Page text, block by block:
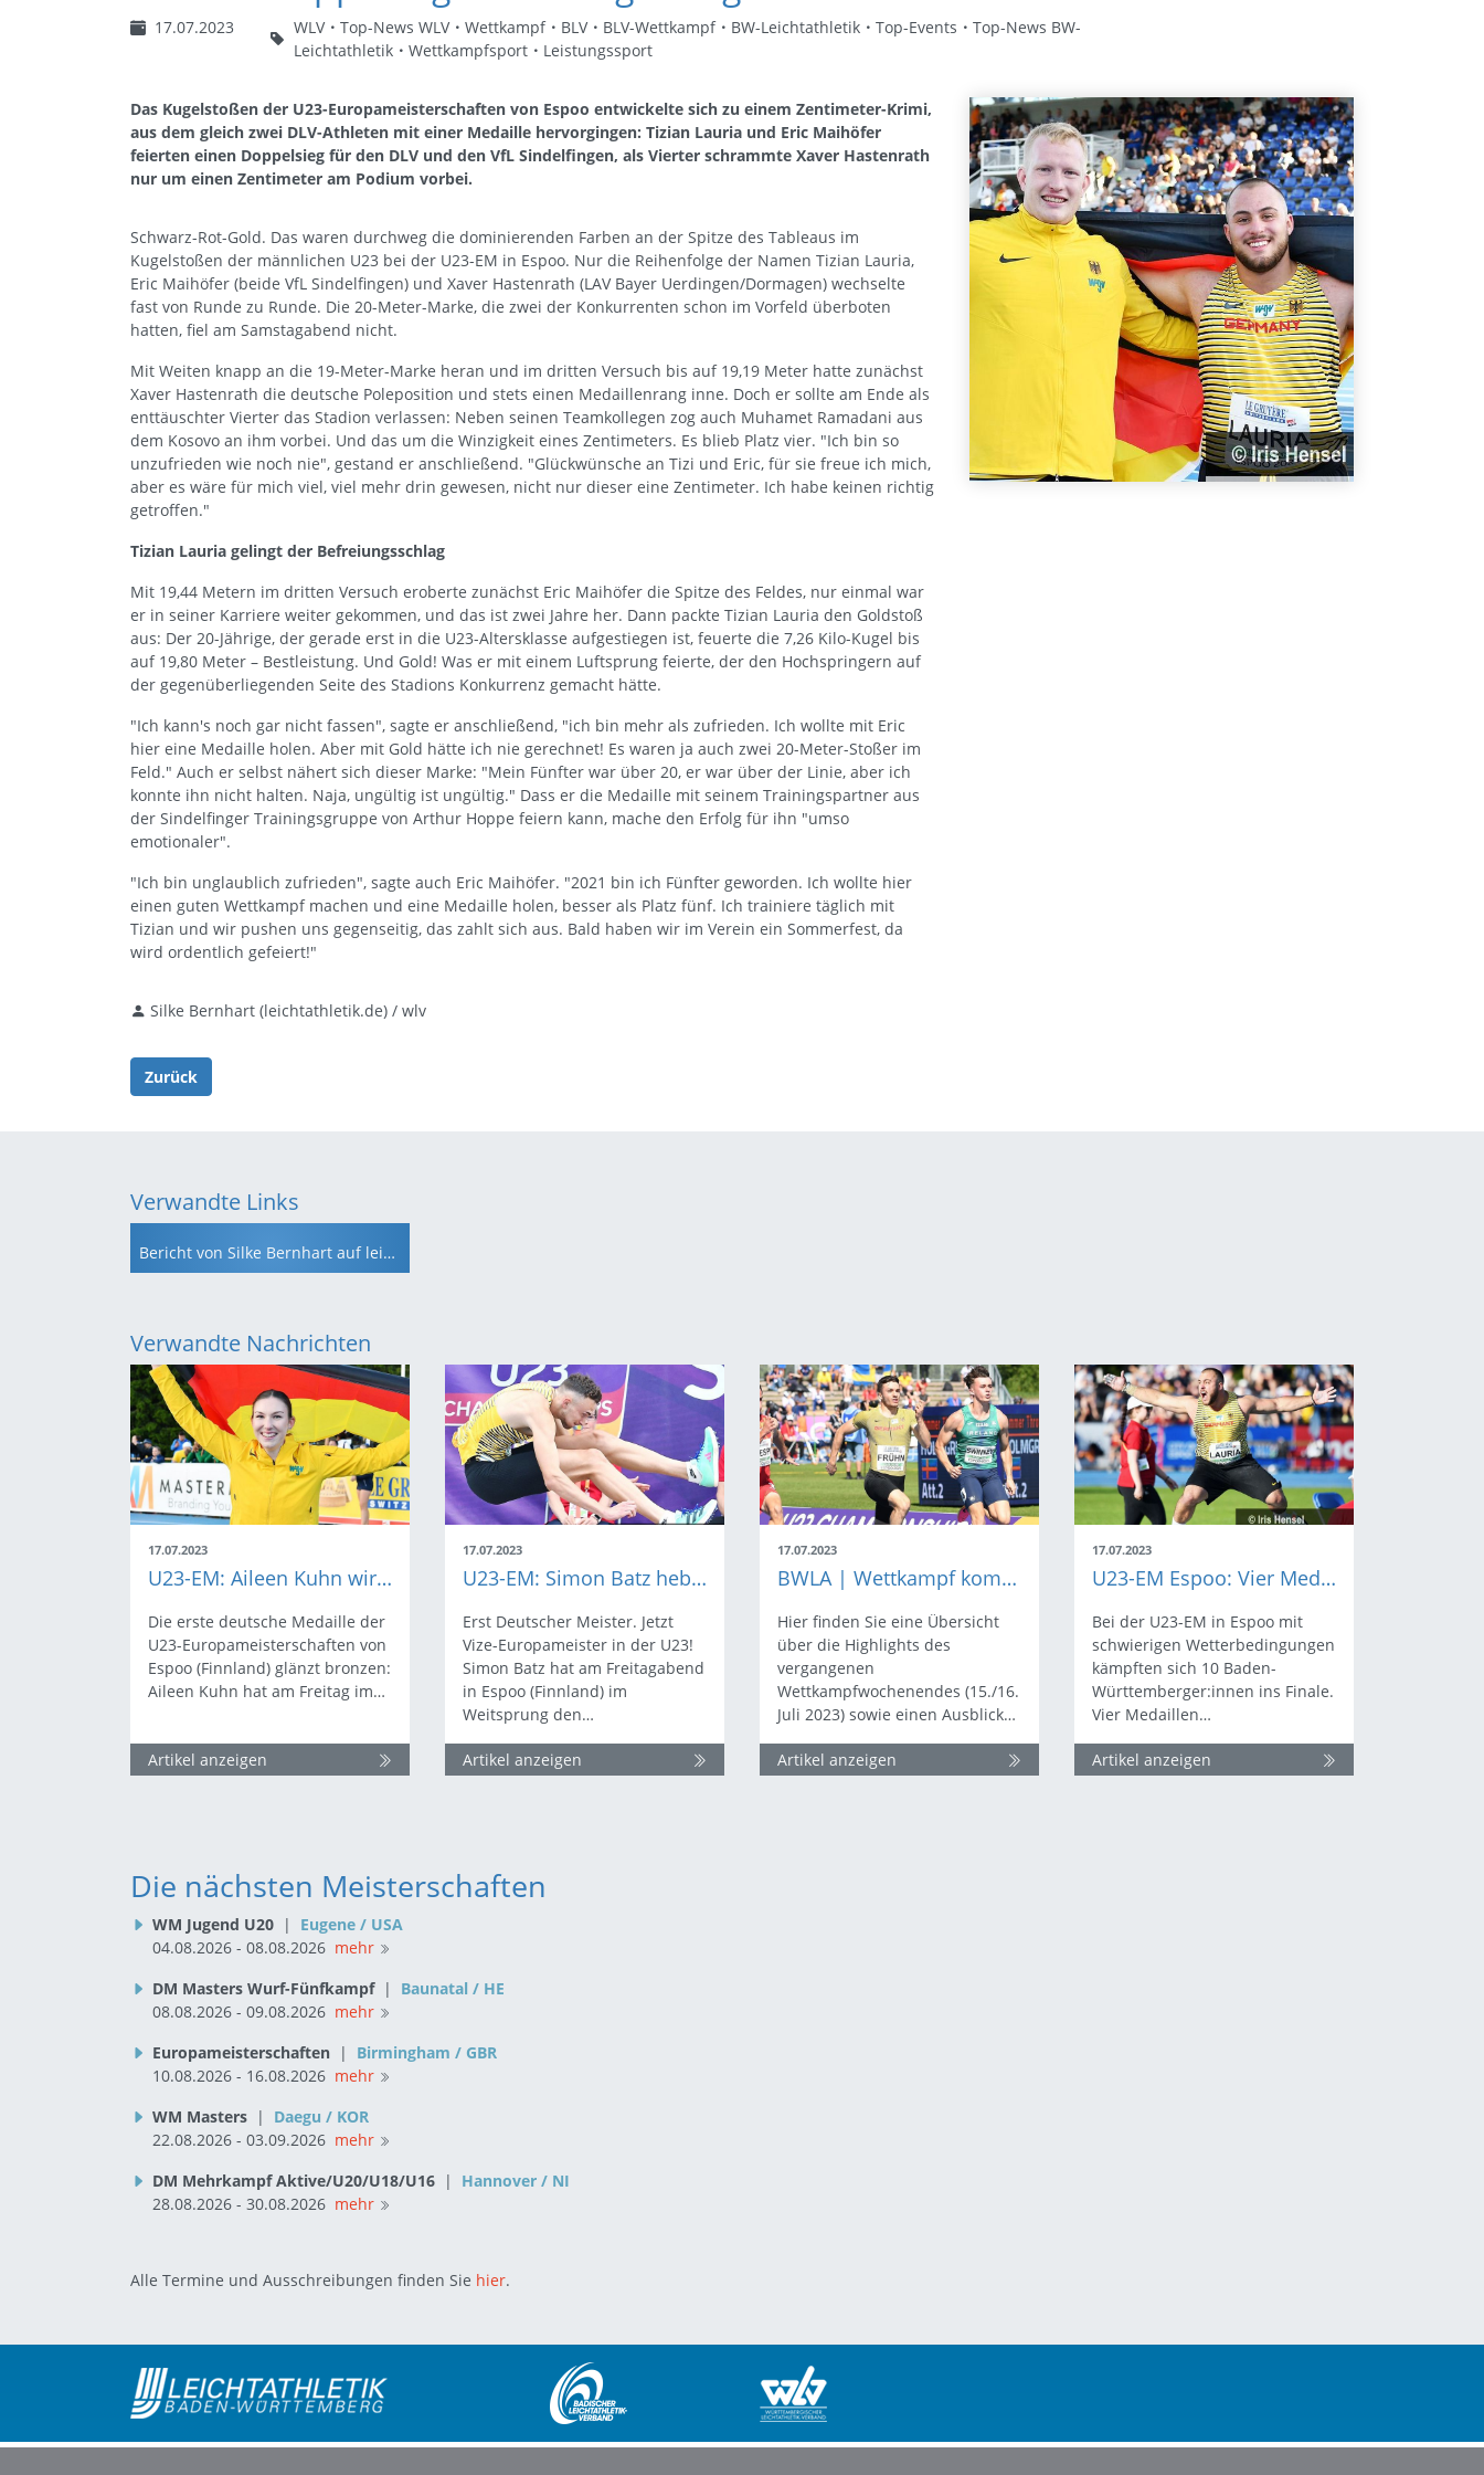
17.07.2023 WLV Top-News WLV Wettkampf BLV BLV-Wettkampf BW-Leichtathletik Top-Events
Top-News BW-
Leichtathletik
Wettkampfsport Leistungssport
Das Kugelstoßen der U23-Europameisterschaften von Espoo entwickelte sich zu einem Zentimeter-Krimi,
aus dem gleich zwei DLV-Athleten mit einer Medaille hervorgingen: Tizian Lauria und Eric Maihöfer
feierten einen Doppelsieg für den DLV und den VfL Sindelfingen, als Vierter schrammte Xaver Hastenrath
nur um einen Zentimeter am Podium vorbei.
Schwarz-Rot-Gold. Das waren durchweg die dominierenden Farben an der Spitze des Tableaus im
Kugelstoßen der männlichen U23 bei der U23-EM in Espoo. Nur die Reihenfolge der Namen Tizian Lauria,
Eric Maihöfer (beide VfL Sindelfingen) und Xaver Hastenrath (LAV Bayer Uerdingen/Dormagen) wechselte
fast von Runde zu Runde. Die 20-Meter-Marke, die zwei der Konkurrenten schon im Vorfeld überboten
hatten, fiel am Samstagabend nicht.
Mit Weiten knapp an die 19-Meter-Marke heran und im dritten Versuch bis auf 19,19 Meter hatte zunächst
Xaver Hastenrath die deutsche Poleposition und stets einen Medaillenrang inne. Doch er sollte am Ende als
enttäuschter Vierter das Stadion verlassen: Neben seinen Teamkollegen zog auch Muhamet Ramadani aus
dem Kosovo an ihm vorbei. Und das um die Winzigkeit eines Zentimeters. Es blieb Platz vier. "Ich bin so
unzufrieden wie noch nie", gestand er anschließend. "Glückwünsche an Tizi und Eric, für sie freue ich mich,
aber es wäre für mich viel, viel mehr drin gewesen, nicht nur dieser eine Zentimeter. Ich habe keinen richtig
getroffen."
Tizian Lauria gelingt der Befreiungsschlag
Mit 19,44 Metern im dritten Versuch eroberte zunächst Eric Maihöfer die Spitze des Feldes, nur einmal war
er in seiner Karriere weiter gekommen, und das ist zwei Jahre her. Dann packte Tizian Lauria den Goldstoß
aus: Der 20-Jährige, der gerade erst in die U23-Altersklasse aufgestiegen ist, feuerte die 7,26 Kilo-Kugel bis
auf 19,80 Meter – Bestleistung. Und Gold! Was er mit einem Luftsprung feierte, der den Hochspringern auf
der gegenüberliegenden Seite des Stadions Konkurrenz gemacht hätte.
"Ich kann's noch gar nicht fassen", sagte er anschließend, "ich bin mehr als zufrieden. Ich wollte mit Eric
hier eine Medaille holen. Aber mit Gold hätte ich nie gerechnet! Es waren ja auch zwei 20-Meter-Stoßer im
Feld." Auch er selbst nähert sich dieser Marke: "Mein Fünfter war über 20, er war über der Linie, aber ich
konnte ihn nicht halten. Naja, ungültig ist ungültig." Dass er die Medaille mit seinem Trainingspartner aus
der Sindelfinger Trainingsgruppe von Arthur Hoppe feiern kann, mache den Erfolg für ihn "umso
emotionaler".
"Ich bin unglaublich zufrieden", sagte auch Eric Maihöfer. "2021 bin ich Fünfter geworden. Ich wollte hier
einen guten Wettkampf machen und eine Medaille holen, besser als Platz fünf. Ich trainiere täglich mit
Tizian und wir pushen uns gegenseitig, das zahlt sich aus. Bald haben wir im Verein ein Sommerfest, da
wird ordentlich gefeiert!"
Silke Bernhart (leichtathletik.de) / wlv
Zurück
Verwandte Links
Bericht von Silke Bernhart auf leichtathletik.de
Verwandte Nachrichten
17.07.2023
U23-EM: Aileen Kuhn wirft Hammer zu Bronze
Die erste deutsche Medaille der
U23-Europameisterschaften von
Espoo (Finnland) glänzt bronzen:
Aileen Kuhn hat am Freitag im…
Artikel anzeigen
17.07.2023
U23-EM: Simon Batz hebt wieder ab zu Silber!
Erst Deutscher Meister. Jetzt
Vize-Europameister in der U23!
Simon Batz hat am Freitagabend
in Espoo (Finnland) im
Weitsprung den…
Artikel anzeigen
17.07.2023
BWLA | Wettkampf kompakt
Hier finden Sie eine Übersicht
über die Highlights des
vergangenen
Wettkampfwochenendes (15./16.
Juli 2023) sowie einen Ausblick…
Artikel anzeigen
17.07.2023
U23-EM Espoo: Vier Medaillen und 10 Finale
Bei der U23-EM in Espoo mit
schwierigen Wetterbedingungen
kämpften sich 10 Baden-
Württemberger:innen ins Finale.
Vier Medaillen…
Artikel anzeigen
Die nächsten Meisterschaften
WM Jugend U20 |
Eugene / USA
04.08.2026 - 08.08.2026 mehr
DM Masters Wurf-Fünfkampf |
Baunatal / HE
08.08.2026 - 09.08.2026 mehr
Europameisterschaften |
Birmingham / GBR
10.08.2026 - 16.08.2026 mehr
WM Masters |
Daegu / KOR
22.08.2026 - 03.09.2026 mehr
DM Mehrkampf Aktive/U20/U18/U16 |
Hannover / NI
28.08.2026 - 30.08.2026 mehr
Alle Termine und Ausschreibungen finden Sie hier.